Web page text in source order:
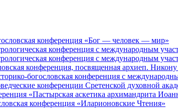
конференция «Бог — человек — мир»
конференция с международным
конференция с международным
конференция, посвященная архиеп.
богословская конференция с
конференции Сретенской духовной
«Пастырская аскетика архимандрита
конференция «Иларионовские Чтения»